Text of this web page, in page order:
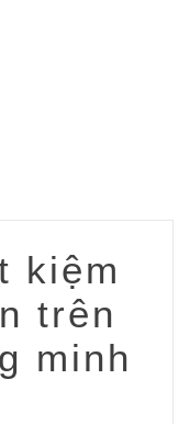
kiệm
trên
minh